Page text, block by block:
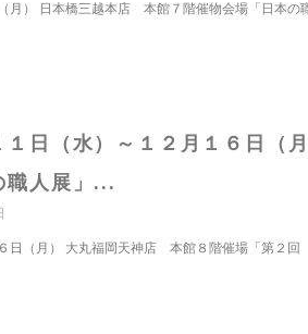
月） 日本橋三越本店 本館７階催物会場「日本の
１日（水）～１２月１６日
人展」...
日（月） 大丸福岡天神店 本館８階催場「第２